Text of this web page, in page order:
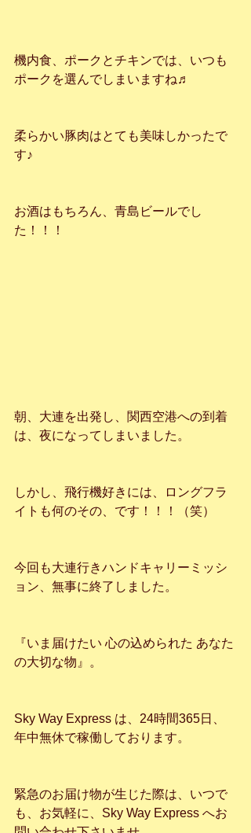
機内食、ポークとチキンでは、いつも
ポークを選んでしまいますね♬
柔らかい豚肉はとても美味しかったで
す♪
お酒はもちろん、青島ビールでし
た！！！
朝、大連を出発し、関西空港への到着
は、夜になってしまいました。
しかし、飛行機好きには、ロングフラ
イトも何のその、です！！！（笑）
今回も大連行きハンドキャリーミッシ
ョン、無事に終了しました。
『いま届けたい 心の込められた あなた
の大切な物』。
Sky Way Express は、24時間365日、
年中無休で稼働しております。
緊急のお届け物が生じた際は、いつで
も、お気軽に、Sky Way Express へお